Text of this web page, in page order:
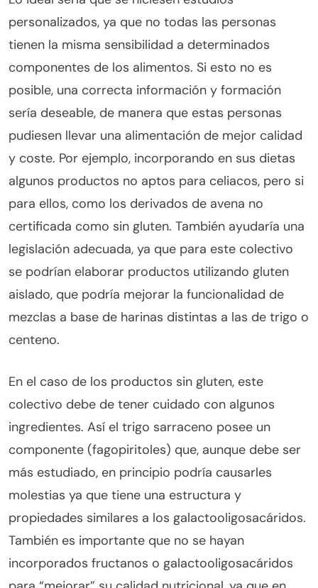
personalizados, ya que no todas las personas
tienen la misma sensibilidad a determinados
componentes de los alimentos. Si esto no es
posible, una correcta información y formación
sería deseable, de manera que estas personas
pudiesen llevar una alimentación de mejor calidad
y coste. Por ejemplo, incorporando en sus dietas
algunos productos no aptos para celiacos, pero si
para ellos, como los derivados de avena no
certificada como sin gluten. También ayudaría una
legislación adecuada, ya que para este colectivo
se podrían elaborar productos utilizando gluten
aislado, que podría mejorar la funcionalidad de
mezclas a base de harinas distintas a las de trigo o
centeno.
En el caso de los productos sin gluten, este
colectivo debe de tener cuidado con algunos
ingredientes. Así el trigo sarraceno posee un
componente (fagopiritoles) que, aunque debe ser
más estudiado, en principio podría causarles
molestias ya que tiene una estructura y
propiedades similares a los galactooligosacáridos.
También es importante que no se hayan
incorporados fructanos o galactooligosacáridos